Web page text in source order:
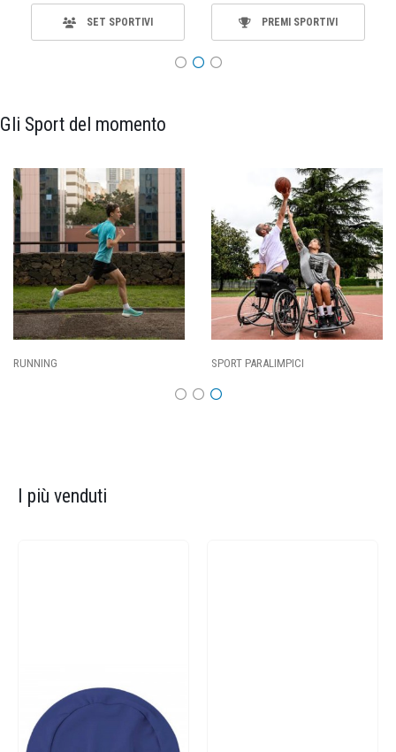
SET SPORTIVI PREMI SPORTIVI
Gli Sport del momento
RUNNING SPORT PARALIMPICI
I più venduti